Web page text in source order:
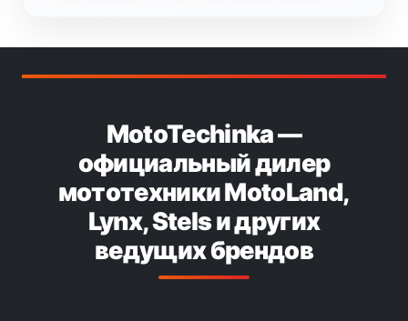
MotoTechinka —
официальный дилер
мототехники MotoLand,
Lynx, Stels и других
ведущих брендов